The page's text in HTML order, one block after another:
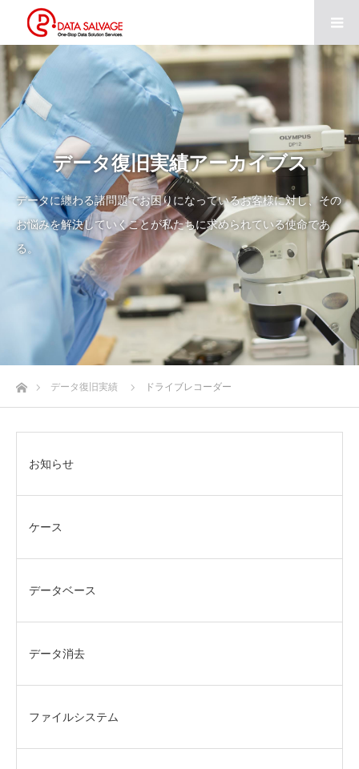
データ復旧実績アーカイブス
データに纏わる諸問題でお困りになっているお客様に対し、その
お悩みを解決していくことが私たちに求められている使命であ
る。
ホームデータ復旧実績 ドライブレコーダー
お知らせ
ケース
データベース
データ消去
ファイルシステム